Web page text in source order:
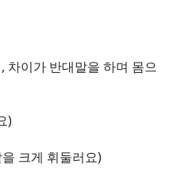
차이가 반대말을 하며 몸으
)
을 크게 휘둘러요)